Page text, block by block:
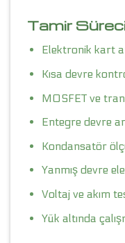
Tamir
Elektronik kart
Kısa devre
MOSFET ve
Entegre devre
Kondansatör
Yanmış devre
Voltaj ve akım
Yük altında